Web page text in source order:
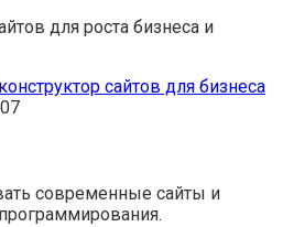
для роста бизнеса и
современные сайты и